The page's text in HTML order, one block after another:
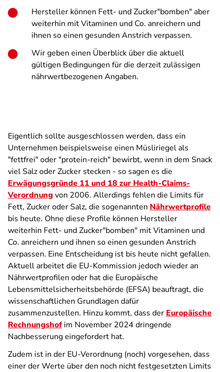
Hersteller können Fett- und Zucker"bomben" aber
weiterhin mit Vitaminen und Co. anreichern und
ihnen so einen gesunden Anstrich verpassen.
Wir geben einen Überblick über die aktuell
gültigen Bedingungen für die derzeit zulässigen
nährwertbezogenen Angaben.
Eigentlich sollte ausgeschlossen werden, dass ein
Unternehmen beispielsweise einen Müsliriegel als
"fettfrei" oder "protein-reich" bewirbt, wenn in dem Snack
viel Salz oder Zucker stecken - so sagen es die
Erwägungsgründe 11 und 18 zur Health-Claims-
Verordnung von 2006. Allerdings fehlen die Limits für
Fett, Zucker oder Salz, die sogenannten Nährwertprofile
bis heute. Ohne diese Profile können Hersteller
weiterhin Fett- und Zucker"bomben" mit Vitaminen und
Co. anreichern und ihnen so einen gesunden Anstrich
verpassen. Eine Entscheidung ist bis heute nicht gefallen.
Aktuell arbeitet die EU-Kommission jedoch wieder an
Nährwertprofilen oder hat die Europäische
Lebensmittelsicherheitsbehörde (EFSA) beauftragt, die
wissenschaftlichen Grundlagen dafür
zusammenzustellen. Hinzu kommt, dass der Europäische
Rechnungshofim November 2024 dringende
Nachbesserung eingefordert hat.
Zudem ist in der EU-Verordnung (noch) vorgesehen, dass
einer der Werte über den noch nicht festgesetzten Limits